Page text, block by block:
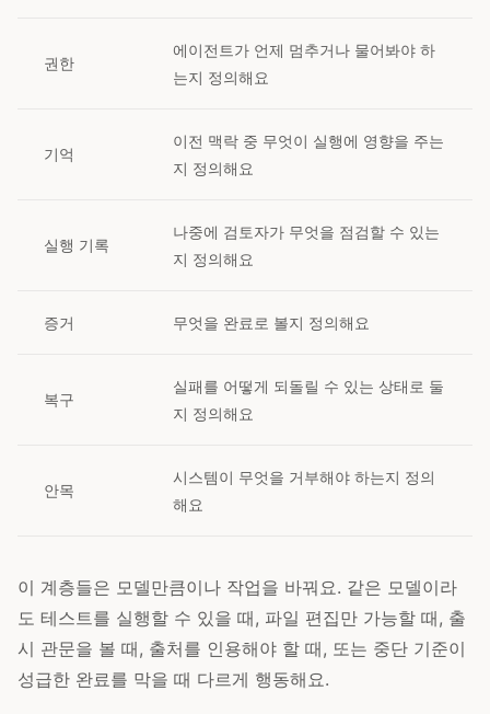
권한
에이전트가 언제 멈추거나 물어봐야 하
는지 정의해요
기억
이전 맥락 중 무엇이 실행에 영향을 주는
지 정의해요
실행 기록
나중에 검토자가 무엇을 점검할 수 있는
지 정의해요
증거 무엇을 완료로 볼지 정의해요
복구
실패를 어떻게 되돌릴 수 있는 상태로 둘
지 정의해요
안목
시스템이 무엇을 거부해야 하는지 정의
해요
이 계층들은 모델만큼이나 작업을 바꿔요. 같은 모델이라
도 테스트를 실행할 수 있을 때, 파일 편집만 가능할 때, 출
시 관문을 볼 때, 출처를 인용해야 할 때, 또는 중단 기준이
성급한 완료를 막을 때 다르게 행동해요.